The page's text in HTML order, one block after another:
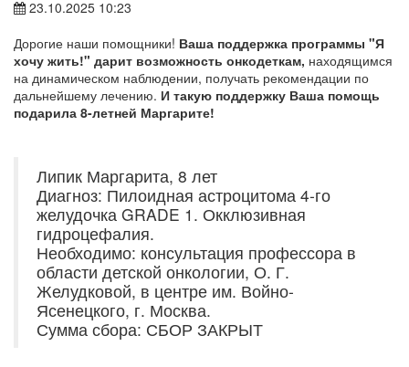
23.10.2025 10:23
Дорогие наши помощники! Ваша поддержка программы "Я
хочу жить!" дарит возможность онкодеткам, находящимся
на динамическом наблюдении, получать рекомендации по
дальнейшему лечению. И такую поддержку Ваша помощь
подарила 8-летней Маргарите!
Липик Маргарита, 8 лет
Диагноз: Пилоидная астроцитома 4-го
желудочка GRADE 1. Окклюзивная
гидроцефалия.
Необходимо: консультация профессора в
области детской онкологии, О. Г.
Желудковой, в центре им. Войно-
Ясенецкого, г. Москва.
Сумма сбора: СБОР ЗАКРЫТ